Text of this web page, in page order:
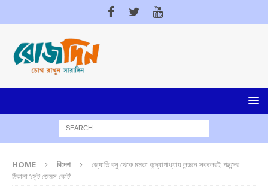
HOME বিদেশ
জ্যোতি বসু থেকে মমতা বন্দ্যোপাধ্যায় লন্ডনে সকলেরই পছন্দের
ঠিকানা ‘সেন্ট জেমস কোর্ট’